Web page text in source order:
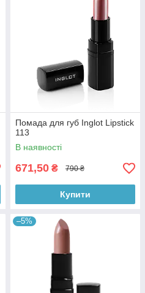
Помада для губ Inglot Lipstick
113
В наявності
671,50 ₴ 790 ₴
Купити
–5%